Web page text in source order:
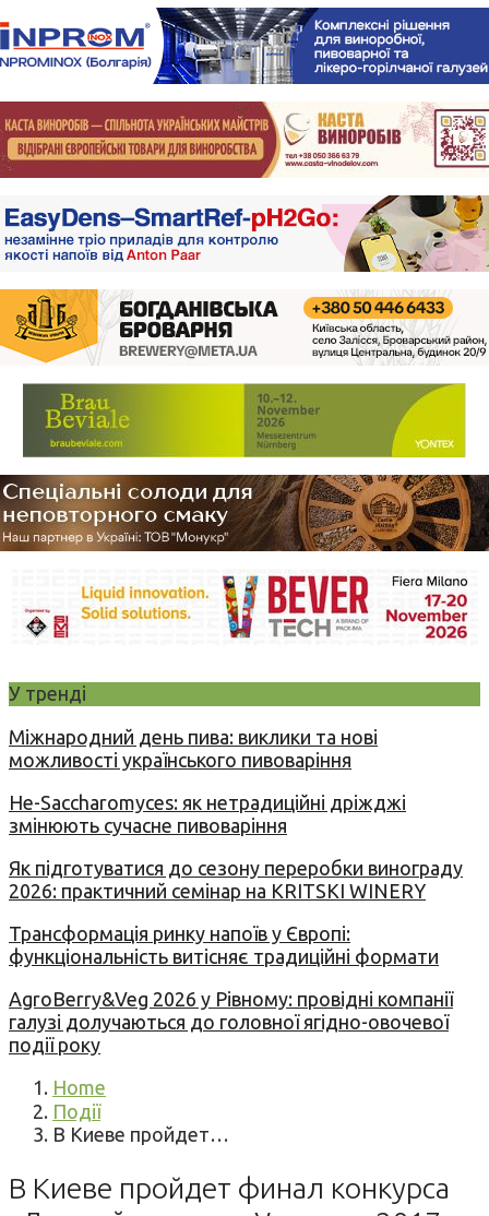
У тренді
Міжнародний день пива: виклики та нові
можливості українського пивоваріння
Не-Saccharomyces: як нетрадиційні дріжджі
змінюють сучасне пивоваріння
Як підготуватися до сезону переробки винограду
2026: практичний семінар на KRITSKI WINERY
Трансформація ринку напоїв у Європі:
функціональність витісняє традиційні формати
AgroBerry&Veg 2026 у Рівному: провідні компанії
галузі долучаються до головної ягідно-овочевої
події року
Home
Події
В Киеве пройдет…
В Киеве пройдет финал конкурса